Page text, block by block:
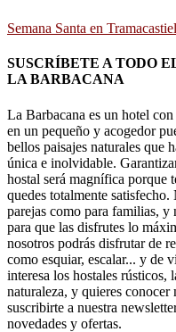
Semana Santa en Tramacastiel
SUSCRÍBETE A TODO
LA BARBACANA
La Barbacana es un hotel
en un pequeño y acogedor
bellos paisajes naturales que
única e inolvidable.
hostal será magnífica porque
quedes totalmente
parejas como para familias, y
para que las disfrutes lo
nosotros podrás disfrutar de
como esquiar, escalar... y de
interesa los hostales rústicos,
naturaleza, y quieres conocer
suscribirte a nuestra
novedades y ofertas.